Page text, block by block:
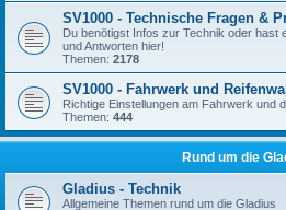
SV1000 - Technische Fragen &
Du benötigst Infos zur Technik oder hast
und Antworten hier!
Themen: 2178
SV1000 - Fahrwerk und
Richtige Einstellungen am Fahrwerk und
Themen: 444
Rund um die
Gladius - Technik
Allgemeine Themen rund um die Gladius